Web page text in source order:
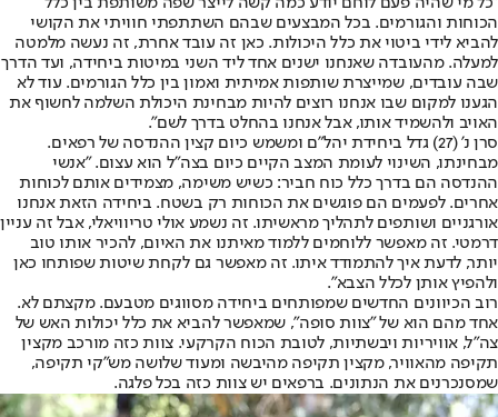
הכוחות והגורמים. בכל המבצעים שבהם השתתפתי חוויתי את הקושי
להביא לידי ביטוי את כלל היכולות. כאן זה עובד אחרת, זה נעשה מלמטה
למעלה. מהעובדה שאנחנו ישנים אחד ליד השני במיטות ביחידה, ועד הדרך
שבה עובדים, שמייצרת שותפות אמיתית ואמון בין כלל הגורמים. עוד לא
הגענו למקום שבו אנחנו רוצים להיות מבחינת היכולת השלמה לחשוף את
האויב ולהשמיד אותו, אבל אנחנו בהחלט בדרך לשם".
סרן נ' (27) גדל ביחידת יהל"ם ומשמש כיום קצין ההנדסה של רפאים.
מבחינתו, השינוי לעומת המצב הקיים כיום בצה"ל הוא עצום. "אנשי
ההנדסה הם בדרך כלל כוח חביר: כשיש משימה, מצמידים אותם לכוחות
אחרים. לפעמים הם פוגשים את הכוחות רק בשטח. ביחידה הזאת אנחנו
אורגניים ושותפים לתהליך מראשיתו. זה נשמע אולי טריוויאלי, אבל זה עניין
דרמטי. זה מאפשר ללוחמים ללמוד מאיתנו את האיום, להכיר אותו טוב
יותר, לדעת איך להתמודד איתו. זה מאפשר גם לקחת שיטות שפותחו כאן
ולהפיץ אותן לכלל הצבא".
רוב הכיוונים החדשים שמפותחים ביחידה מסווגים מטבעם. מקצתם לא.
אחד מהם הוא של "צוות סופה", שמאפשר להביא את כלל יכולות האש של
צה"ל, אוויריות ויבשתיות, לטובת הכוח הקרקעי. צוות כזה מורכב מקצין
תקיפה מהאוויר, מקצין תקיפה מהיבשה ומעוד שלושה מש"קי תקיפה,
שמסנכרנים את הנתונים. ברפאים יש צוות כזה בכל פלגה.